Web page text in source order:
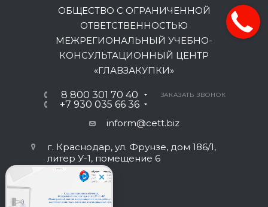
ОБЩЕСТВО С ОГРАНИЧЕННОЙ
ОТВЕТСТВЕННОСТЬЮ
МЕЖРЕГИОНАЛЬНЫЙ УЧЕБНО-
КОНСУЛЬТАЦИОННЫЙ ЦЕНТР
«ГЛАВЗАКУПКИ»
8 800 301 70 40
+7 930 035 66 36
ЗАКАЗАТЬ ЗВОНОК
inform@cett.biz
г. Краснодар, ул. Фрунзе, дом 186/1,
литер У-1, помещение 6